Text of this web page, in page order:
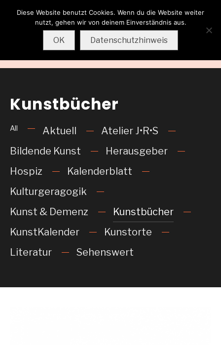
Wolfgang
Sternkopf
Kunstbücher
All Aktuell
Atelier J•R•S
Bildende Kunst
Herausgeber
Hospiz
Kalenderblatt
Kulturgeragogik
Kunst & Demenz
Kunstbücher
KunstKalender
Kunstorte
Literatur
Sehenswert
Diese Website benutzt Cookies. Wenn du die Website weiter
nutzt, gehen wir von deinem Einverständnis aus.
OK Datenschutzhinweis